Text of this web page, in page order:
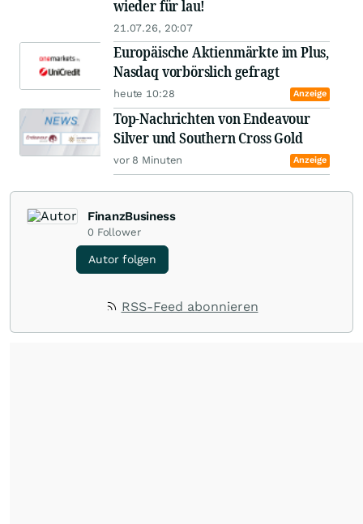
wieder für lau!
21.07.26, 20:07
Europäische Aktienmärkte im Plus,
Nasdaq vorbörslich gefragt
heute 10:28 Anzeige
Top-Nachrichten von Endeavour
Silver und Southern Cross Gold
vor 8 Minuten Anzeige
FinanzBusiness
0 Follower
Autor folgen
RSS-Feed abonnieren